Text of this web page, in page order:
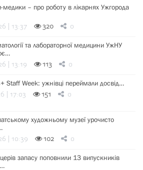
медики – про роботу в лікарнях Ужгорода
| 13:37 320 0
та лабораторної медицини УжНУ
| 13:19 113 0
Staff Week: ужнівці переймали досвід…
| 17:03 151 0
художньому музеї урочисто
| 10:39 102 0
запасу поповнили 13 випускників